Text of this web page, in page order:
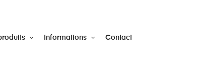
Informations Contact